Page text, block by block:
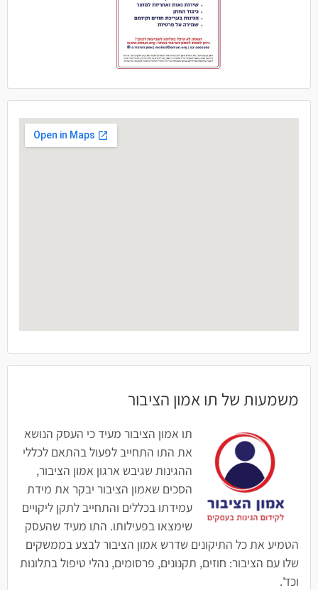
משמעות של תו אמון הציבור
תו אמון הציבור מעיד כי העסק הנושא
את התו התחייב לפעול בהתאם לכללי
ההגינות שגיבש ארגון אמון הציבור,
הסכים שאמון הציבור יבקר את מידת
עמידתו בכללים והתחייב לתקן ליקויים
שימצאו בפעילותו. התו מעיד שהעסק
הטמיע את כל התיקונים שדרש אמון הציבור לבצע בממשקים
שלו עם הציבור: חוזים, תקנונים, פרסומים, נהלי טיפול בתלונות
וכד'.